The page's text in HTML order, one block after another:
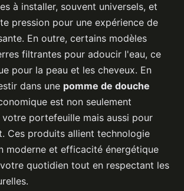
à installer, souvent universels, et
pression pour une expérience de
En outre, certains modèles
filtrantes pour adoucir l'eau, ce
pour la peau et les cheveux. En
dans une pomme de douche
est non seulement
portefeuille mais aussi pour
Ces produits allient technologie
moderne et efficacité énergétique
quotidien tout en respectant les